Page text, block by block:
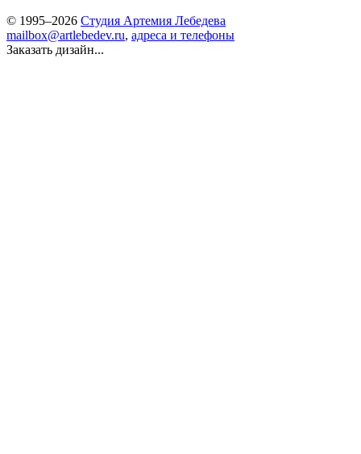
© 1995–2026 Студия Артемия Лебедева
mailbox@artlebedev.ru, адреса и телефоны
Заказать дизайн...